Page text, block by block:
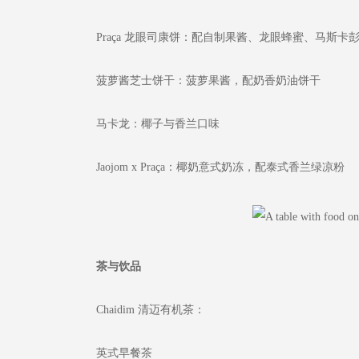
Praça 龙眼司康饼：配自制果酱、龙眼蜂蜜、马斯卡
菠萝酱芝士饼干：菠萝果酱，配奶香奶油饼干
马卡龙：椰子与香兰口味
Jaojom x Praça：椰奶意式奶冻，配泰式香兰绿凉粉
茶与饮品
Chaidim 清迈有机茶：
英式早餐茶